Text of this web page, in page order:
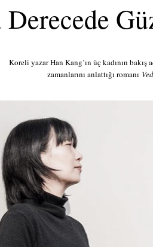
Koreli yazar Han Kang’ın üç kadının
zamanlarını anlattığı romanı